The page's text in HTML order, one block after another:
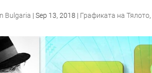
Bulgaria |Sep 13, 2018 | Графиката на Тялото,